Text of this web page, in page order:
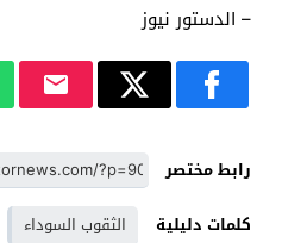
– الدستور نيوز
رابط مختصر
كلمات دليلية
الثقوب السوداء